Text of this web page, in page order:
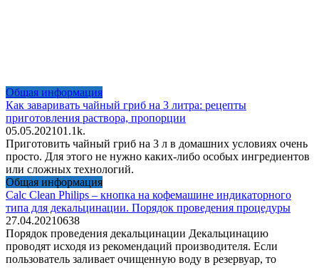
Общая информация
Как заваривать чайный гриб на 3 литра: рецепты
приготовления раствора, пропорции
05.05.202101.1k.
Приготовить чайный гриб на 3 л в домашних условиях очень
просто. Для этого не нужно каких-либо особых ингредиентов
или сложных технологий.
Общая информация
Calc Clean Philips – кнопка на кофемашине индикаторного
типа для декальцинации. Порядок проведения процедуры
27.04.20210638
Порядок проведения декальцинации Декальцинацию
проводят исходя из рекомендаций производителя. Если
пользователь заливает очищенную воду в резервуар, то